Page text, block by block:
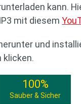
kann.
mit diesem
und
100%
Sauber & Sicher